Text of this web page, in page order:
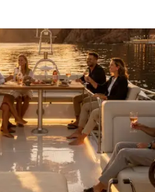
elegans för